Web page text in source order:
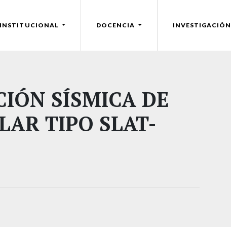
INSTITUCIONAL DOCENCIA INVESTIGACIÓN
SÍSMICA DE
TIPO SLAT-